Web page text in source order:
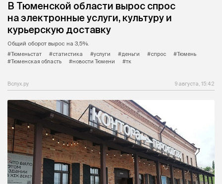
В Тюменской области вырос спрос
на электронные услуги, культуру и
курьерскую доставку
Общий оборот вырос на 3,5%.
#Тюменьстат
#статистика #услуги #деньги #спрос
#Тюмень
#Тюменская область
#новости Тюмени #тк
Вслух.ру 9 августа, 15:42